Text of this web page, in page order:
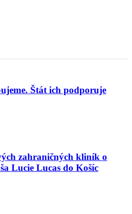
Štát ich podporuje
zahraničných kliník o
Lucie Lucas do Košíc